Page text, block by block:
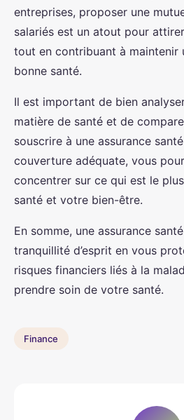
entreprises, proposer une
salariés est un atout pour
tout en contribuant à maintenir
bonne santé.
Il est important de bien
matière de santé et de
souscrire à une assurance
couverture adéquate, vous
concentrer sur ce qui est le
santé et votre bien-être.
En somme, une assurance
tranquillité d’esprit en vous
risques financiers liés à la
prendre soin de votre santé.
Finance